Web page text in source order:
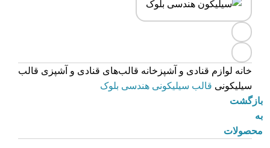
خانه لوازم قنادی و آشپزخانه قالب‌های قنادی و آشپزی قالب
سیلیکونی قالب سیلیکونی هندسی بلوک
بازگشت
به
محصولات